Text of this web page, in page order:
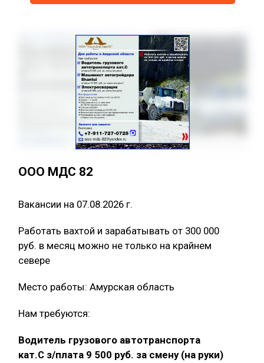
ООО МДС 82
Вакансии на 07.08.2026 г.
Работать вахтой и зарабатывать от 300 000
руб. в месяц можно не только на крайнем
севере
Место работы: Амурская область
Нам требуются:
Водитель грузового автотранспорта
кат.С з/плата 9 500 руб. за смену (на руки)